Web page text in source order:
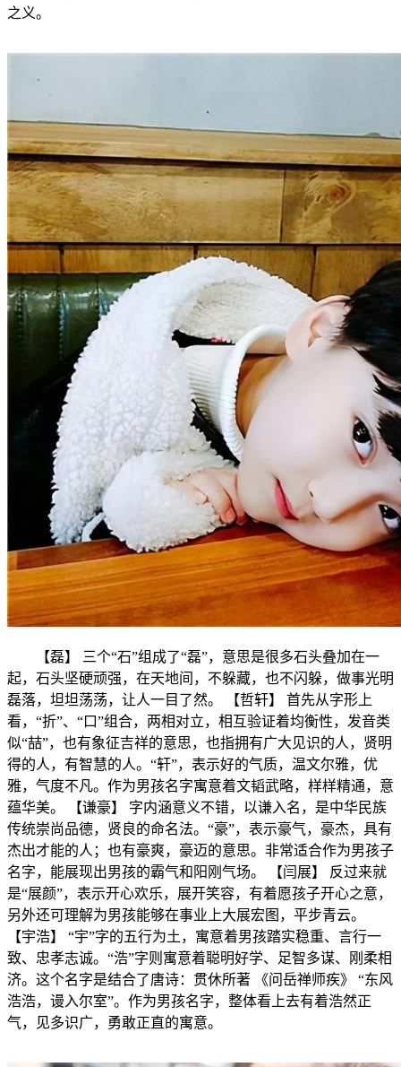
之义。
【磊】 三个“石”组成了“磊”，意思是很多石头叠加在一
起，石头坚硬顽强，在天地间，不躲藏，也不闪躲，做事光明
磊落，坦坦荡荡，让人一目了然。 【哲轩】 首先从字形上
看，“折”、“口”组合，两相对立，相互验证着均衡性，发音类
似“喆”，也有象征吉祥的意思，也指拥有广大见识的人，贤明
得的人，有智慧的人。“轩”，表示好的气质，温文尔雅，优
雅，气度不凡。作为男孩名字寓意着文韬武略，样样精通，意
蕴华美。 【谦豪】 字内涵意义不错，以谦入名，是中华民族
传统崇尚品德，贤良的命名法。“豪”，表示豪气，豪杰，具有
杰出才能的人；也有豪爽，豪迈的意思。非常适合作为男孩子
名字，能展现出男孩的霸气和阳刚气场。 【闫展】 反过来就
是“展颜”，表示开心欢乐，展开笑容，有着愿孩子开心之意，
另外还可理解为男孩能够在事业上大展宏图，平步青云。
【宇浩】 “宇”字的五行为土，寓意着男孩踏实稳重、言行一
致、忠孝志诚。“浩”字则寓意着聪明好学、足智多谋、刚柔相
济。这个名字是结合了唐诗：贯休所著 《问岳禅师疾》 “东风
浩浩，谩入尔室”。作为男孩名字，整体看上去有着浩然正
气，见多识广，勇敢正直的寓意。